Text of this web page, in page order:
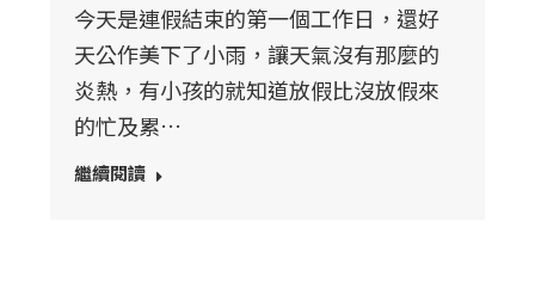
今天是連假結束的第一個工作日，還好
天公作美下了小雨，讓天氣沒有那麼的
炎熱，有小孩的就知道放假比沒放假來
的忙及累…
繼續閱讀